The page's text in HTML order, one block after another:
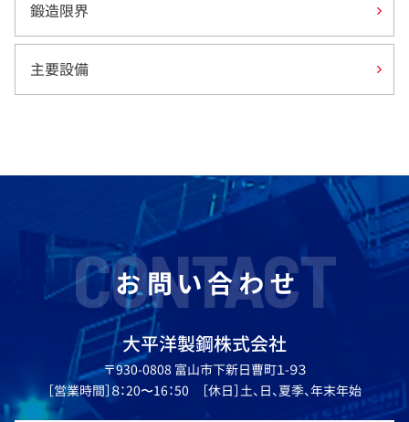
鍛造限界
主要設備
CONTACT
お問い合わせ
大平洋製鋼株式会社
〒930-0808 富山市下新日曹町１-９３
［営業時間］８：20〜16：50 ［休日］土、日、夏季、年末年始